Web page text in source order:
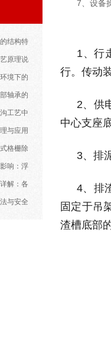
结构特
原理说
境下的
轴承的
工艺中
影响
与应用
格栅除
平度校准
响：浮
适用场景
解：各
与安全
7、设备
1、行
行。传动
2、供
中心支座
3、排
4、排
固定于吊
渣槽底部